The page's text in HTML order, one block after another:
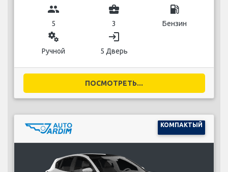
group
5
business_center
3
local_gas_station
Бензин
miscellaneous_services
Ручной
login
5 Дверь
ПОСМОТРЕТЬ...
КОМПАКТЫЙ